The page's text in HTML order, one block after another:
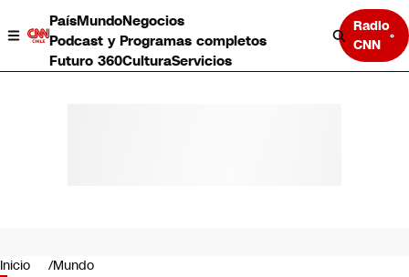
PaísMundoNegocios
Podcast y Programas completos
Futuro 360CulturaServicios
Radio
CNN
Negocios
Inicio Mundo